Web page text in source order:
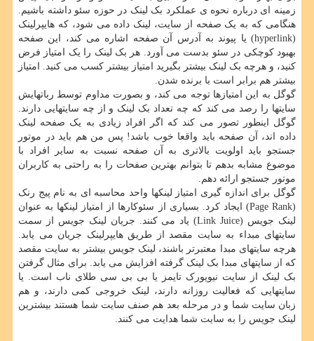
زمینه ای درباره نحوه ی عملکرد بک لینک در حوزه سئو داشته باشیم.
هنگامی که به یک صفحه از سایت، لینک داده می شود، که هایپرلینک
(hyperlink) یا پیوند به آدرس آن صفحه اشاره می کند، این صفحه
بهبود کوچکی در سئو بدست می آورد. هر بک لینک را یک امتیاز فرض
کنید، و هرچه بک لینک بیشتر بگیرید امتیاز بیشتر کسب می کنید. امتیاز
بیشتر هم برابر است با برنده شدن.
گوگل به این امتیازها توجه می کند، و بصورت مداوم توسط رباتهایش
سایتها را رصد می کند که چه تعداد بک لینک و از چه سایتهایی دارند.
گوگل اینطور تصور می کند که اگر افراد زیادی به یک صفحه لینک
داده اند، آن صفحه باید واقعا خوب باشد! پس من هم باید در موتور
جستجو باید اولویت بالاتری به آن صفحه نسبت به سایر افراد با
موضوع مشابه بدهم تا بتوانم بهترین صفحات را به راحتی به کاربران
موتور جستجو ارائه دهم.
گوگل برای اندازه گیری امتیاز لینکها واحد محاسبه ای به نام پیج رنک
(Page Rank) ایجاد کرد. بسیاری از سئوکارها از امتیاز لینکها به عنوان
لینک جویس (Link Juice) یاد می کنند. جریان لینک جویس از سمت
سایتهای مبداء به سایت مقصد از طریق هایپرلینک جریان می یابد.
هرچه سایتهای مبدا معتبرتر باشند، لینک جویس بیشتر به سایت مقصد
که از سایتهای مبدا بک لینک گرفته افزایش می یابد. برای مثال گرفتن
بک لینک از سایت نیویورک تایمز یا بی بی سی طلای ناب است. یا
سایتهایی که فعالیت روزانه دارند، لینک خروجی کمی دارند، و هم
زبان سایت شما و در مرحله بعد هم صنف سایت شما هستند بیشترین
لینک جویس را به سایت شما هدایت می کنند.